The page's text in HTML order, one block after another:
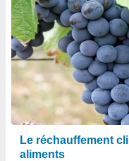
Le réchauffement
aliments